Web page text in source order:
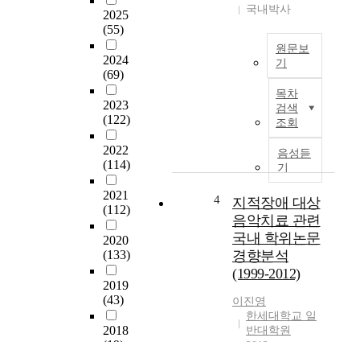
2025
(55)
2024
(69)
2023
(122)
2022
(114)
2021
(112)
2020
(133)
2019
(43)
2018
n
국내박사
원문보
기
목차
검색
조회
음성듣
기
4
지적장애 대상
음악치료 관련
국내 학위논문
경향분석
(1999-2012)
이진영
한세대학교 일
반대학원